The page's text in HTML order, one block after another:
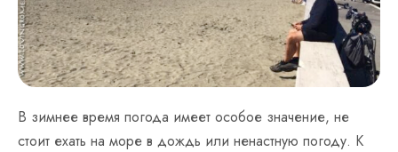
В зимнее время погода имеет особое значение, не
стоит ехать на море в дождь или ненастную погоду. К